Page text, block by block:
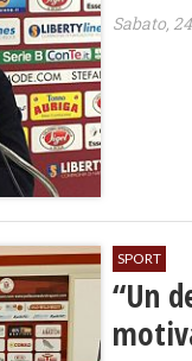
Sabato,
SPORT
“Un